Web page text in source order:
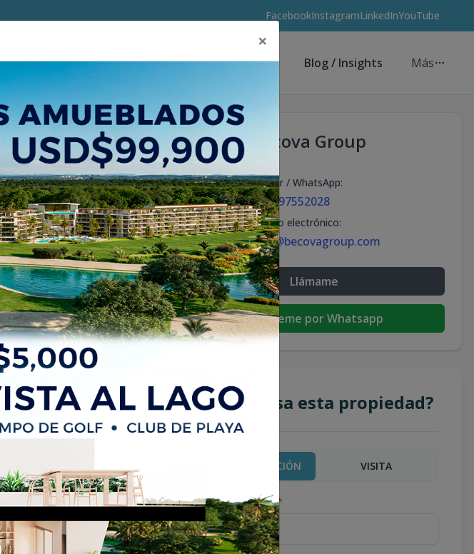
FacebookInstagramLinkedInYouTube
Guía de inversión Asesores de Inversión Blog / Insights Más
Becova Group
Celular / WhatsApp:
+18297552028
Correo electrónico:
info@becovagroup.com
Llámame
Escribeme por Whatsapp
¿Te interesa esta propiedad?
MÁS INFORMACIÓN VISITA
Nombre completo*
×